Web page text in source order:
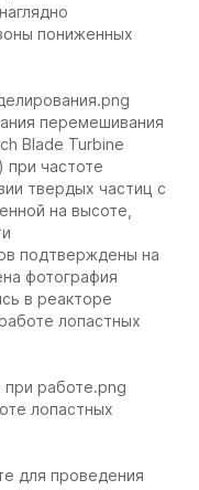
пониженных
перемешивания
Blade Turbine
при частоте
твердых частиц с
на высоте,
подтверждены на
фотография
в реакторе
лопастных
лопастных
для проведения